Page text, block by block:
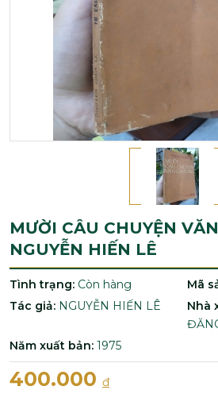
MƯỜI CÂU CHUYỆN
NGUYỄN HIẾN LÊ
Tình trạng: Còn hàng Mã
Tác giả: NGUYỄN HIẾN LÊ Nhà
Năm xuất bản: 1975
400.000 đ